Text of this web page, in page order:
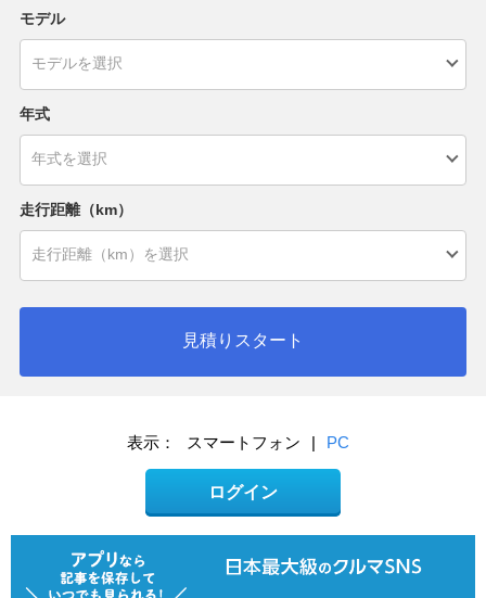
モデル
年式
走行距離（km）
見積りスタート
表示： スマートフォン | PC
ログイン